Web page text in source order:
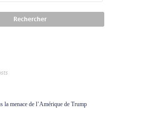
la menace de l’Amérique de Trump